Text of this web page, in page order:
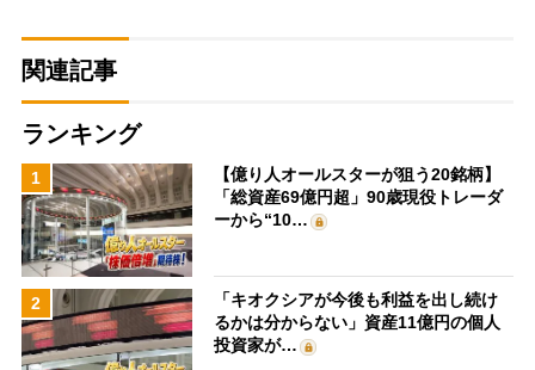
関連記事
ランキング
1
【億り人オールスターが狙う20銘柄】
「総資産69億円超」90歳現役トレーダ
ーから“10…
2
「キオクシアが今後も利益を出し続け
るかは分からない」資産11億円の個人
投資家が…